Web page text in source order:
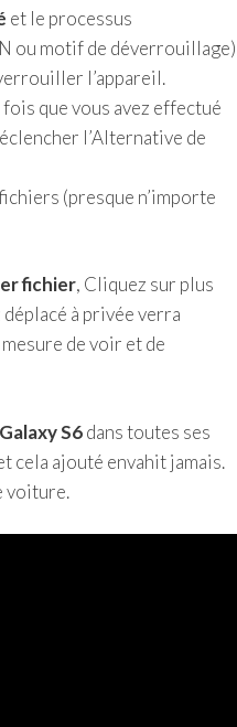
et le processus
ou motif de déverrouillage)
l’appareil.
que vous avez effectué
l’Alternative de
(presque n’importe
fichier, Cliquez sur plus
à privée verra
de voir et de
S6dans toutes ses
cela ajouté envahit jamais.
voiture.